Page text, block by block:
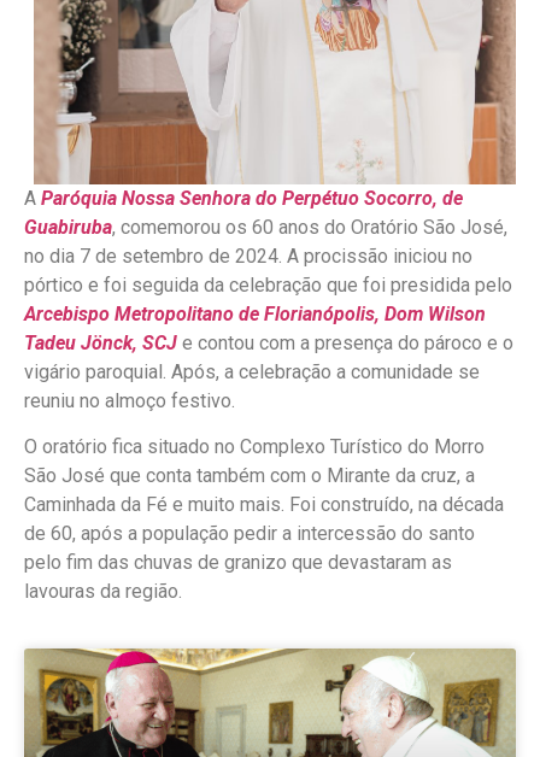
A Paróquia Nossa Senhora do Perpétuo Socorro, de
Guabiruba, comemorou os 60 anos do Oratório São José,
no dia 7 de setembro de 2024. A procissão iniciou no
pórtico e foi seguida da celebração que foi presidida pelo
Arcebispo Metropolitano de Florianópolis, Dom Wilson
Tadeu Jönck, SCJ e contou com a presença do pároco e o
vigário paroquial. Após, a celebração a comunidade se
reuniu no almoço festivo.
O oratório fica situado no Complexo Turístico do Morro
São José que conta também com o Mirante da cruz, a
Caminhada da Fé e muito mais. Foi construído, na década
de 60, após a população pedir a intercessão do santo
pelo fim das chuvas de granizo que devastaram as
lavouras da região.